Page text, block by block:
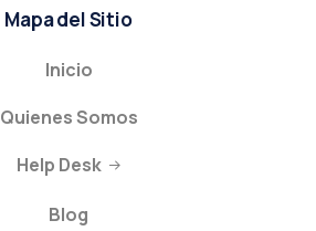
Mapa del Sitio
Inicio
Quienes Somos
Help Desk
Blog